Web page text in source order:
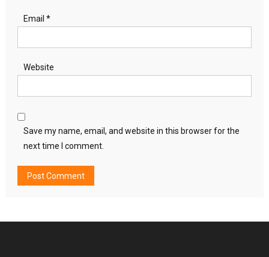
Email *
Website
Save my name, email, and website in this browser for the
next time I comment.